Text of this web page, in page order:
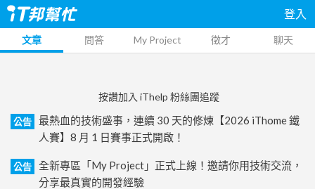
登入
文章 問答 My Project 徵才 聊天
按讚加入 iThelp 粉絲團追蹤
公告
最熱血的技術盛事，連續 30 天的修煉【2026 iThome 鐵
人賽】8 月 1 日賽事正式開啟！
公告
全新專區「My Project」正式上線！邀請你用技術交流，
分享最真實的開發經驗